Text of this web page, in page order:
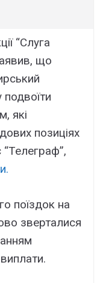
“Слуга
що
які
позиціях
поїздок на
зверталися